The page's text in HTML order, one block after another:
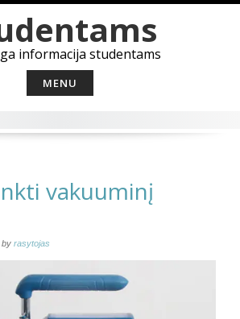
informacija studentams
MENU
vakuuminį
by rasytojas